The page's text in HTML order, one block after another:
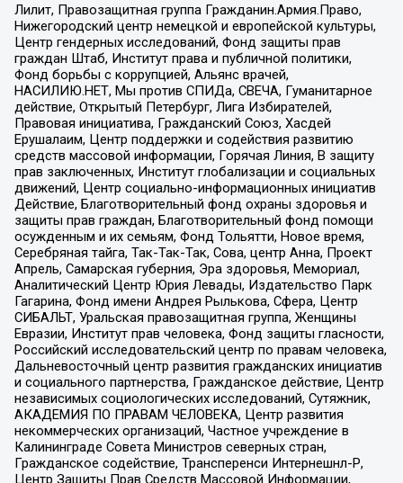
Лилит, Правозащитная группа Гражданин.Армия.Право,
Нижегородский центр немецкой и европейской культуры,
Центр гендерных исследований, Фонд защиты прав
граждан Штаб, Институт права и публичной политики,
Фонд борьбы с коррупцией, Альянс врачей,
НАСИЛИЮ.НЕТ, Мы против СПИДа, СВЕЧА, Гуманитарное
действие, Открытый Петербург, Лига Избирателей,
Правовая инициатива, Гражданский Союз, Хасдей
Ерушалаим, Центр поддержки и содействия развитию
средств массовой информации, Горячая Линия, В защиту
прав заключенных, Институт глобализации и социальных
движений, Центр социально-информационных инициатив
Действие, Благотворительный фонд охраны здоровья и
защиты прав граждан, Благотворительный фонд помощи
осужденным и их семьям, Фонд Тольятти, Новое время,
Серебряная тайга, Так-Так-Так, Сова, центр Анна, Проект
Апрель, Самарская губерния, Эра здоровья, Мемориал,
Аналитический Центр Юрия Левады, Издательство Парк
Гагарина, Фонд имени Андрея Рылькова, Сфера, Центр
СИБАЛЬТ, Уральская правозащитная группа, Женщины
Евразии, Институт прав человека, Фонд защиты гласности,
Российский исследовательский центр по правам человека,
Дальневосточный центр развития гражданских инициатив
и социального партнерства, Гражданское действие, Центр
независимых социологических исследований, Сутяжник,
АКАДЕМИЯ ПО ПРАВАМ ЧЕЛОВЕКА, Центр развития
некоммерческих организаций, Частное учреждение в
Калининграде Совета Министров северных стран,
Гражданское содействие, Трансперенси Интернешнл-Р,
Центр Защиты Прав Средств Массовой Информации,